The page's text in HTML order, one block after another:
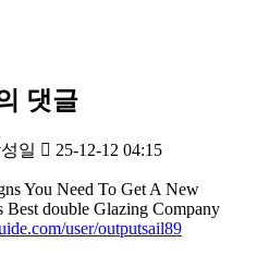
댓글
일 25-12-12 04:15
You Need To Get A New
double Glazing Company
user/outputsail89